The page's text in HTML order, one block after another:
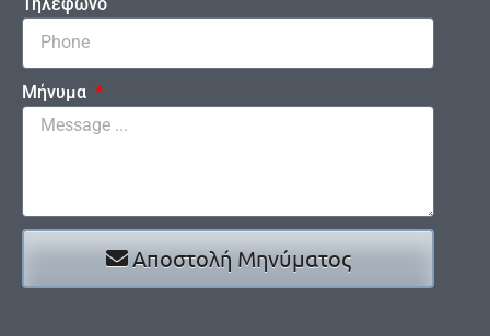
Μήνυμα
Αποστολή Μηνύματος